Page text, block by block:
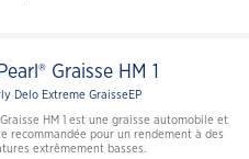
Graisse HM 1
Delo Extreme GraisseEP
Graisse HM 1 est une graisse automobile et
recommandée pour un rendement à des
extrêmement basses.